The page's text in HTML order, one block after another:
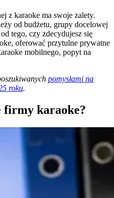
z karaoke ma swoje zalety.
od budżetu, grupy docelowej
tego, czy zdecydujesz się
oferować przytulne prywatne
mobilnego, popyt na
pomysłami na
roku.
firmy karaoke?